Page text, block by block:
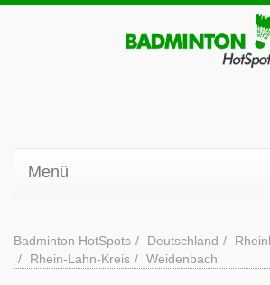
Menü
Badminton HotSpots Deutschland
Rhein-Lahn-Kreis
Weidenbach